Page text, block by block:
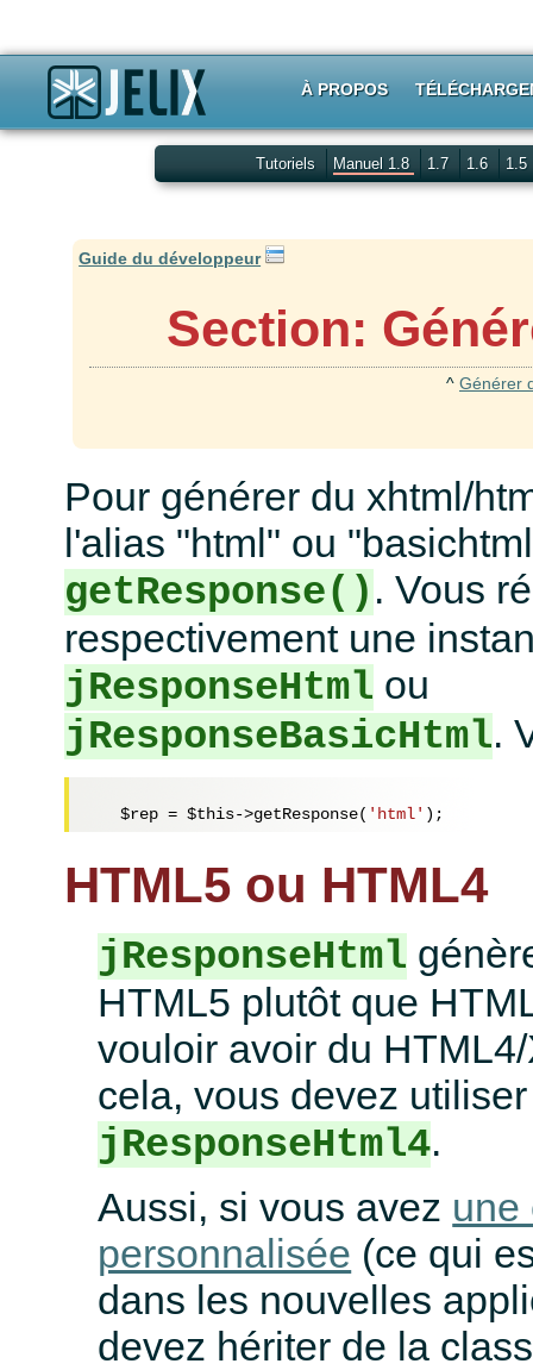
À PROPOS
Tutoriels Manuel 1.8 1.7 1.6 1.5
Guide du développeur
Section:
^ Générer
Pour générer du xhtml/
l'alias "html" ou
getResponse() . Vous
respectivement une
jResponseHtml ou
jResponseBasicHtml.
$rep = $this->getResponse( 'html'
HTML5 ou HTML4
jResponseHtml
HTML5 plutôt que
vouloir avoir du
cela, vous devez
jResponseHtml4.
Aussi, si vous avez une
personnalisée (ce qui
dans les nouvelles
devez hériter de la